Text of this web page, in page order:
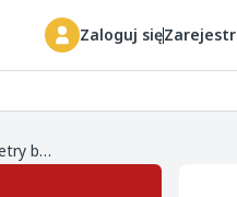
Zaloguj się
osiadamy w sprzedaży brykiet torfowy, bardzo dobrej jakości. Parametry brykietu: - kaloryczność - ok 18 MJ/kg (ok. 80% wartości opałowej węgla) - wilgotność : 12 %, - popiół 14 %, - nie poz...